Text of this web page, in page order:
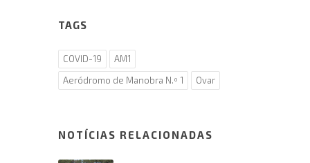
TAGS
COVID-19
AM1
Aeródromo de Manobra N.º 1
Ovar
NOTÍCIAS RELACIONADAS